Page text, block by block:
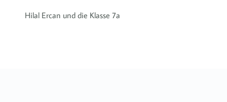
Hilal Ercan und die Klasse 7a